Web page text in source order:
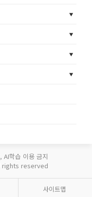
AI학습 이용 금지
rights reserved
사이트맵